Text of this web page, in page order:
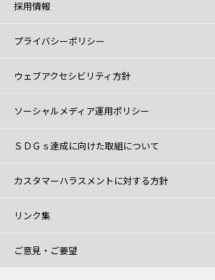
採用情報
プライバシーポリシー
ウェブアクセシビリティ方針
ソーシャルメディア運用ポリシー
ＳＤＧｓ達成に向けた取組について
カスタマーハラスメントに対する方針
リンク集
ご意見・ご要望